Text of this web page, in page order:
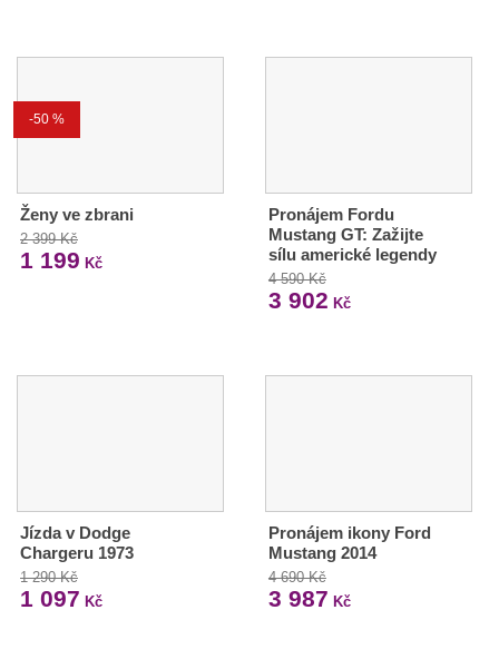
-50 %
Ženy ve zbrani
2 399 Kč
1 199 Kč
Pronájem Fordu
Mustang GT: Zažijte
sílu americké legendy
4 590 Kč
3 902 Kč
Jízda v Dodge
Chargeru 1973
1 290 Kč
1 097 Kč
Pronájem ikony Ford
Mustang 2014
4 690 Kč
3 987 Kč